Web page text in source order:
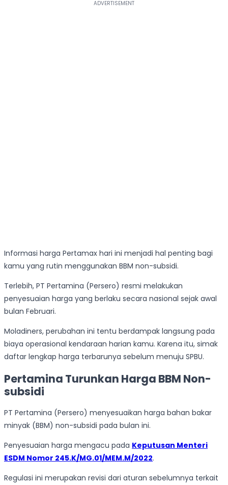
Informasi harga Pertamax hari ini menjadi hal penting bagi
kamu yang rutin menggunakan BBM non-subsidi.
Terlebih, PT Pertamina (Persero) resmi melakukan
penyesuaian harga yang berlaku secara nasional sejak awal
bulan Februari.
Moladiners, perubahan ini tentu berdampak langsung pada
biaya operasional kendaraan harian kamu. Karena itu, simak
daftar lengkap harga terbarunya sebelum menuju SPBU.
Pertamina Turunkan Harga BBM Non-
subsidi
PT Pertamina (Persero) menyesuaikan harga bahan bakar
minyak (BBM) non-subsidi pada bulan ini.
Penyesuaian harga mengacu pada Keputusan Menteri
ESDM Nomor 245.K/MG.01/MEM.M/2022.
Regulasi ini merupakan revisi dari aturan sebelumnya terkait